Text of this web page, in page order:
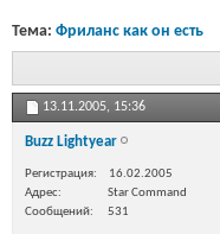
Тема: Фриланс как он есть
13.11.2005, 15:36
Buzz Lightyear
Регистрация
16.02.2005
Адрес
Star Command
Сообщений
531